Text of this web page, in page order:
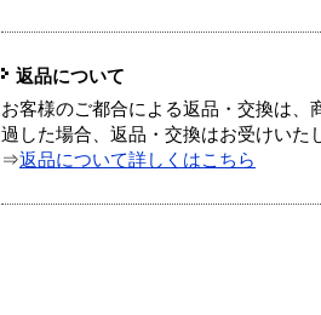
返品について
お客様のご都合による返品・交換は、
過した場合、返品・交換はお受けいた
⇒返品について詳しくはこちら